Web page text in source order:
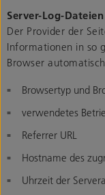
Server-Log-Dateien
Der Provider der
Informationen in so
Browser
Browsertyp und
verwendetes
Referrer URL
Hostname des
Uhrzeit der